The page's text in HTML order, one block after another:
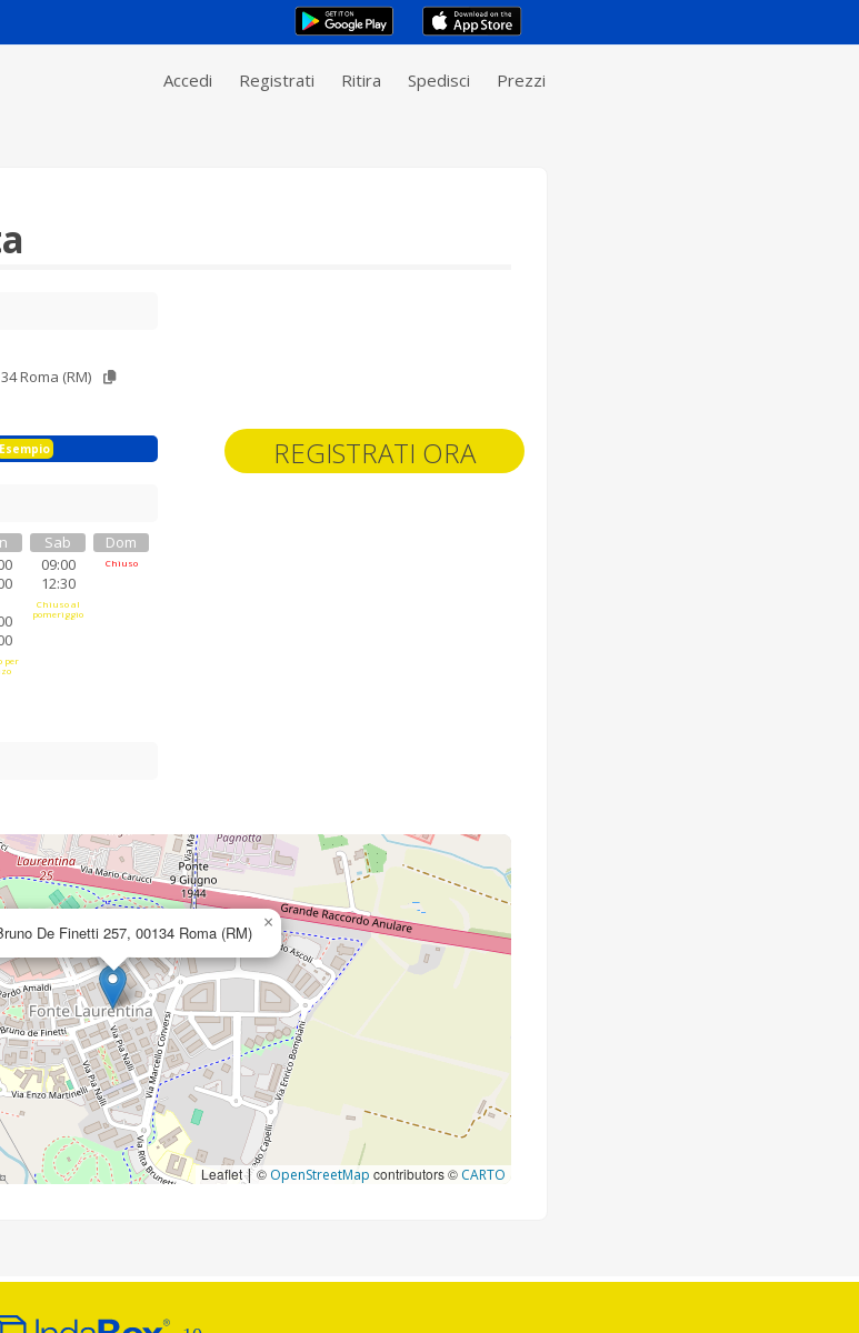
Accedi Registrati Ritira Spedisci Prezzi
REGISTRATI ORA
Roma (RM)
Esempio
per
Sab
09:00
12:30
Chiuso al
pomeriggio
Dom
Chiuso
De Finetti 257, 00134 Roma (RM) ×
Leaflet|© OpenStreetMap contributors © CARTO